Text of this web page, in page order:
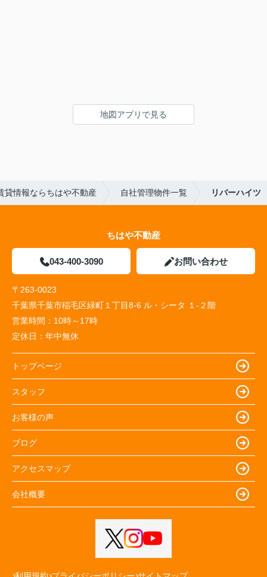
地図アプリで見る
貸情報ならちはや不動産 自社管理物件一覧 リバーハイツ
ちはや不動産
043-400-3090 お問い合わせ
〒263-0023
千葉県千葉市稲毛区緑町１丁目8-6 ル・シータ １-２階
営業時間： 10時～17時
定休日： 年中無休
トップページ
スタッフ
お客様の声
ブログ
アクセスマップ
会社概要